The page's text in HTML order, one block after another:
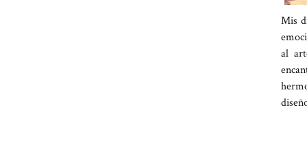
Mis
al